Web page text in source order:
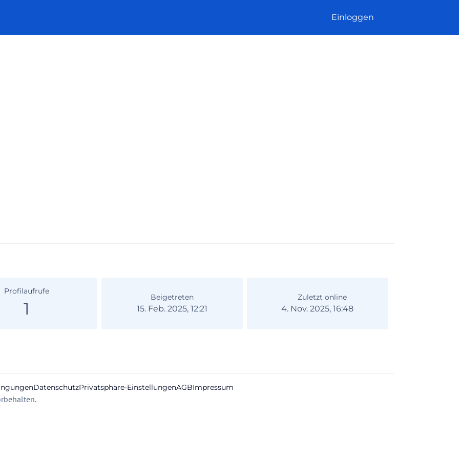
Einloggen
Profilaufrufe
1
Beigetreten
15. Feb. 2025, 12:21
Zuletzt online
4. Nov. 2025, 16:48
DatenschutzPrivatsphäre-EinstellungenAGBImpressum